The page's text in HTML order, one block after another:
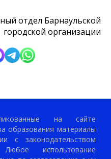
отдел Барнаульской
городской организации
на сайте
образования материалы
с законодательством
использование